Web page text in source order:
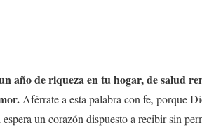
año de riqueza en tu hogar, de salud
Aférrate a esta palabra con fe, porque
un corazón dispuesto a recibir sin